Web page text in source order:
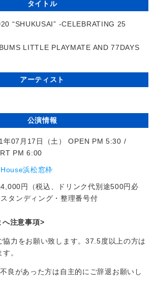
タイトル
“SHUKUSAI” -CELEBRATING 25
LITTLE PLAYMATE AND 77DAYS
アーティスト
公演情報
年07月17日（土） OPEN PM 5:30 /
PM 6:00
浜松窓枠
円（税込、ドリンク代別途500円必
タンディング・整理番号付
へ注意事項>
協力をお願い致します。37.5度以上の方は
。
良があった方は自主的にご辞退お願いし